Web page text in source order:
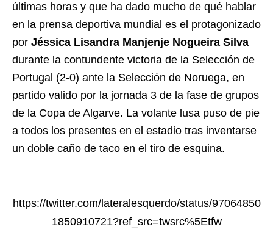
últimas horas y que ha dado mucho de qué hablar
en la prensa deportiva mundial es el protagonizado
por Jéssica Lisandra Manjenje Nogueira Silva
durante la contundente victoria de la Selección de
Portugal (2-0) ante la Selección de Noruega, en
partido valido por la jornada 3 de la fase de grupos
de la Copa de Algarve. La volante lusa puso de pie
a todos los presentes en el estadio tras inventarse
un doble caño de taco en el tiro de esquina.
https://twitter.com/lateralesquerdo/status/97064850
1850910721?ref_src=twsrc%5Etfw